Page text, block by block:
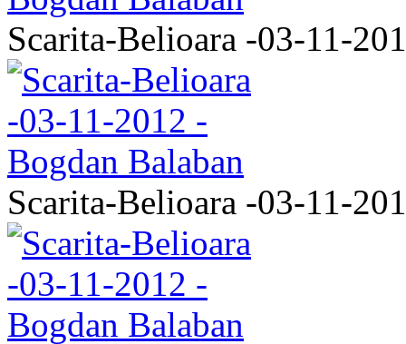
Scarita-Belioara -03-11-
Scarita-Belioara -03-11-